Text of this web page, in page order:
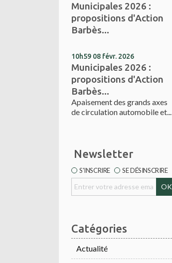
Municipales 2026 :
propositions d'Action
Barbès...
10h59 08 févr. 2026
Municipales 2026 :
propositions d'Action
Barbès...
Apaisement des grands axes
de circulation automobile et...
Newsletter
S'INSCRIRE SE DÉSINSCRIRE
Catégories
Actualité